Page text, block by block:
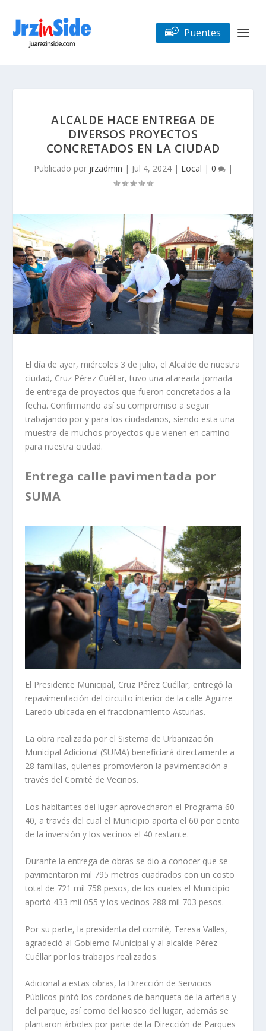
Puentes
ALCALDE HACE ENTREGA DE
DIVERSOS PROYECTOS
CONCRETADOS EN LA CIUDAD
Publicado por jrzadmin | Jul 4, 2024| Local | 0 |
El día de ayer, miércoles 3 de julio, el Alcalde de nuestra
ciudad, Cruz Pérez Cuéllar, tuvo una atareada jornada
de entrega de proyectos que fueron concretados a la
fecha. Confirmando así su compromiso a seguir
trabajando por y para los ciudadanos, siendo esta una
muestra de muchos proyectos que vienen en camino
para nuestra ciudad.
Entrega calle pavimentada por
SUMA
El Presidente Municipal, Cruz Pérez Cuéllar, entregó la
repavimentación del circuito interior de la calle Aguirre
Laredo ubicada en el fraccionamiento Asturias.
La obra realizada por el Sistema de Urbanización
Municipal Adicional (SUMA) beneficiará directamente a
28 familias, quienes promovieron la pavimentación a
través del Comité de Vecinos.
Los habitantes del lugar aprovecharon el Programa 60-
40, a través del cual el Municipio aporta el 60 por ciento
de la inversión y los vecinos el 40 restante.
Durante la entrega de obras se dio a conocer que se
pavimentaron mil 795 metros cuadrados con un costo
total de 721 mil 758 pesos, de los cuales el Municipio
aportó 433 mil 055 y los vecinos 288 mil 703 pesos.
Por su parte, la presidenta del comité, Teresa Valles,
agradeció al Gobierno Municipal y al alcalde Pérez
Cuéllar por los trabajos realizados.
Adicional a estas obras, la Dirección de Servicios
Públicos pintó los cordones de banqueta de la arteria y
del parque, así como del kiosco del lugar, además se
plantaron árboles por parte de la Dirección de Parques